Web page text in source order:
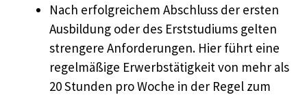
Nach erfolgreichem Abschluss der ersten
Ausbildung oder des Erststudiums gelten
strengere Anforderungen. Hier führt eine
regelmäßige Erwerbstätigkeit von mehr als
20 Stunden pro Woche in der Regel zum